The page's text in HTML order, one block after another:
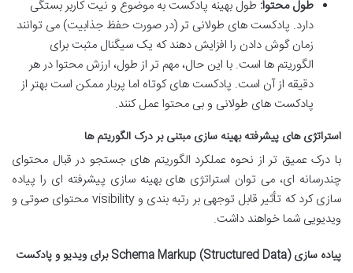
طول محتوا: طول بهینه پادکست به موضوع و نیت کاربر بستگی
دارد. پادکست های طولانی تر (در صورت حفظ جذابیت) می توانند
زمان گوش دادن را افزایش دهند که یک سیگنال مثبت برای
الگوریتم ها است. با این حال، مهم تر از طول، ارزش محتوا در هر
دقیقه از آن است. پادکست های کوتاه اما پربار ممکن است بهتر از
پادکست های طولانی و بی محتوا عمل کنند.
استراتژی های پیشرفته بهینه سازی مبتنی بر درک الگوریتم ها
با درک عمیق تر از نحوه عملکرد الگوریتم های جستجو در قبال محتوای
چندرسانه ای، می توان استراتژی های بهینه سازی پیشرفته ای را پیاده
سازی کرد که تأثیر قابل توجهی بر رتبه بندی و visibility محتوای صوتی و
ویدیویی شما خواهند داشت.
پیاده سازی Schema Markup (Structured Data) برای ویدیو و پادکست